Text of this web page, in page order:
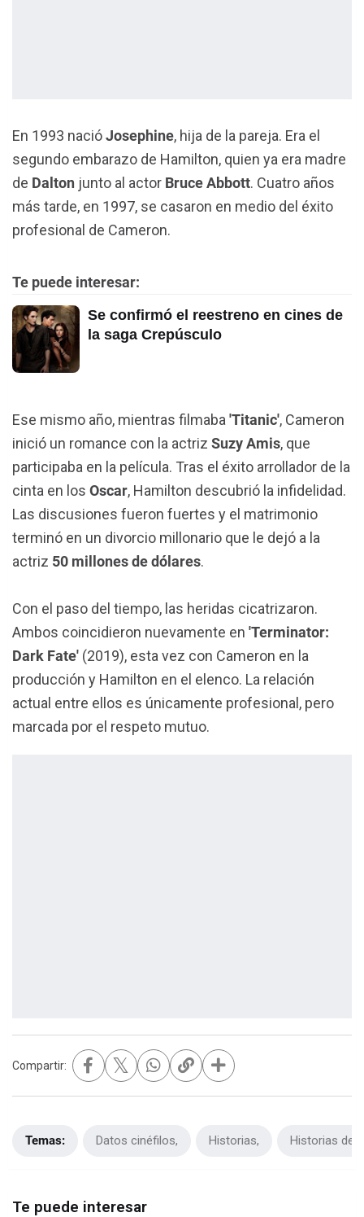
En 1993 nacióJosephine, hija de la pareja. Era el
segundo embarazo de Hamilton, quien ya era madre
de Dalton junto al actor Bruce Abbott. Cuatro años
más tarde, en 1997, se casaron en medio del éxito
profesional de Cameron.
Te puede interesar:
Se confirmó el reestreno en cines de
la saga Crepúsculo
Ese mismo año, mientras filmaba'Titanic', Cameron
inició un romance con la actriz Suzy Amis, que
participaba en la película. Tras el éxito arrollador de la
cinta en los Oscar, Hamilton descubrió la infidelidad.
Las discusiones fueron fuertes y el matrimonio
terminó en un divorcio millonario que le dejó a la
actriz 50 millones de dólares.
Con el paso del tiempo, las heridas cicatrizaron.
Ambos coincidieron nuevamente en 'Terminator:
Dark Fate' (2019), esta vez con Cameron en la
producción y Hamilton en el elenco. La relación
actual entre ellos es únicamente profesional, pero
marcada por el respeto mutuo.
Compartir: 𝕏
Temas: Datos cinéfilos Historias Historias de
Te puede interesar